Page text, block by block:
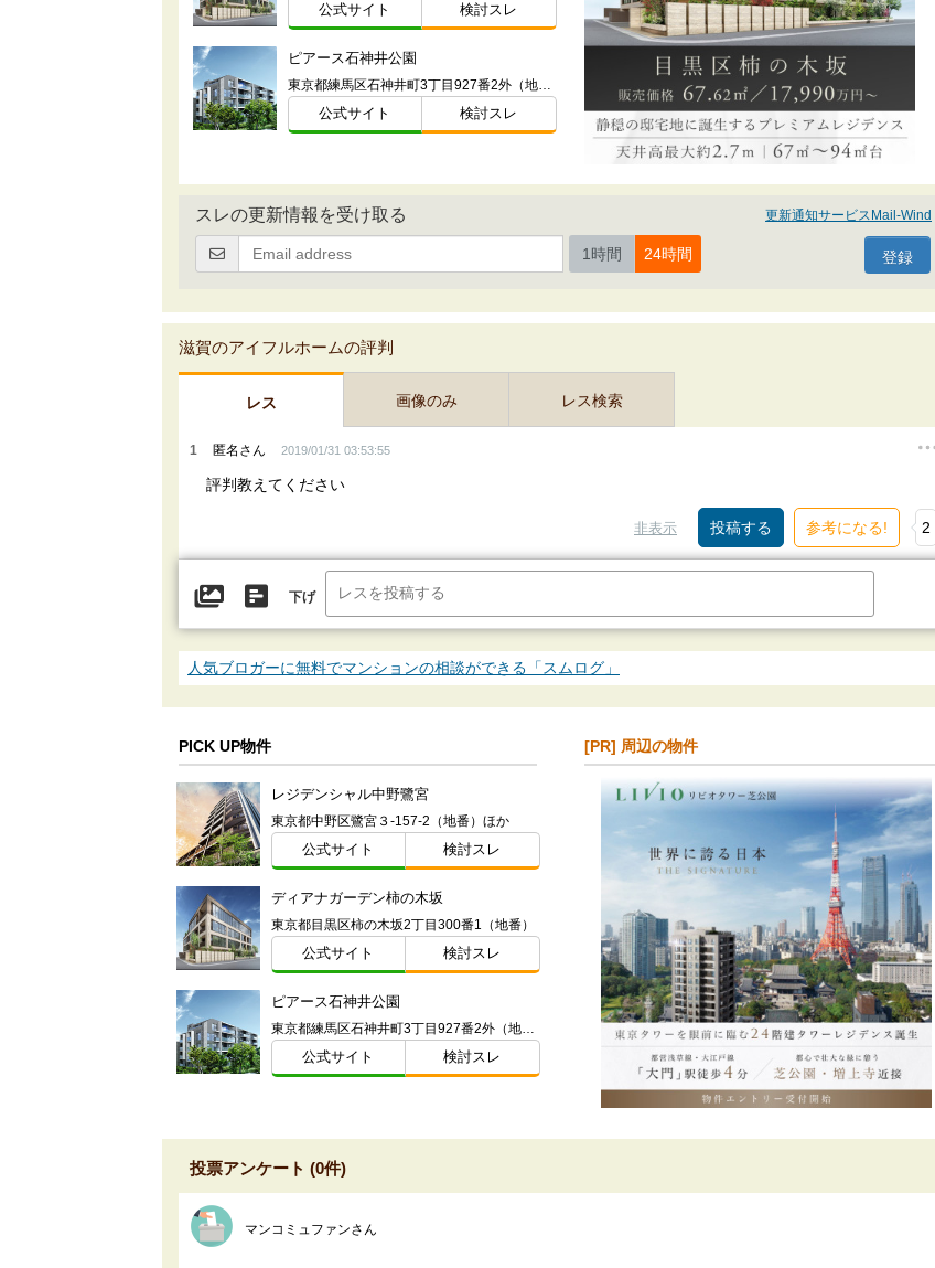
公式サイト 検討スレ
ピアース石神井公園
東京都練馬区石神井町3丁目927番2外（地番）
公式サイト 検討スレ
スレの更新情報を受け取る 更新通知サービスMail-Wind
1時間 24時間
滋賀のアイフルホームの評判
レス 画像のみ レス検索
1 匿名さん 2019/01/31 03:53:55
評判教えてください
非表示 参考になる! 2
下げ
人気ブロガーに無料でマンションの相談ができる「スムログ」
PICK UP物件
レジデンシャル中野鷺宮
東京都中野区鷺宮３-157-2（地番）ほか
公式サイト 検討スレ
ディアナガーデン柿の木坂
東京都目黒区柿の木坂2丁目300番1（地番）
公式サイト 検討スレ
ピアース石神井公園
東京都練馬区石神井町3丁目927番2外（地番）
公式サイト 検討スレ
[PR] 周辺の物件
投票アンケート (0件)
マンコミュファンさん